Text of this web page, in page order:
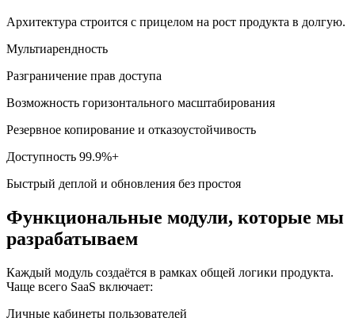
Архитектура строится с прицелом на рост продукта в долгую.
Мультиарендность
Разграничение прав доступа
Возможность горизонтального масштабирования
Резервное копирование и отказоустойчивость
Доступность 99.9%+
Быстрый деплой и обновления без простоя
Функциональные модули, которые мы
разрабатываем
Каждый модуль создаётся в рамках общей логики продукта.
Чаще всего SaaS включает:
Личные кабинеты пользователей